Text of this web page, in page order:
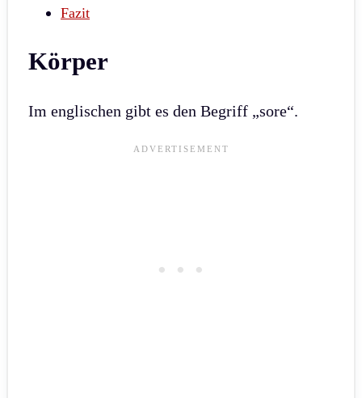
Fazit
Körper
Im englischen gibt es den Begriff „sore“.